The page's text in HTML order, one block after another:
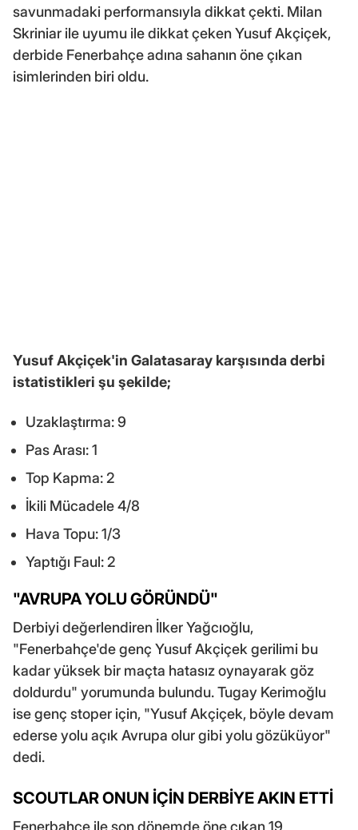
savunmadaki performansıyla dikkat çekti. Milan
Skriniar ile uyumu ile dikkat çeken Yusuf Akçiçek,
derbide Fenerbahçe adına sahanın öne çıkan
isimlerinden biri oldu.
Yusuf Akçiçek'in Galatasaray karşısında derbi
istatistikleri şu şekilde;
Uzaklaştırma: 9
Pas Arası: 1
Top Kapma: 2
İkili Mücadele 4/8
Hava Topu: 1/3
Yaptığı Faul: 2
"AVRUPA YOLU GÖRÜNDÜ"
Derbiyi değerlendiren İlker Yağcıoğlu,
"Fenerbahçe'de genç Yusuf Akçiçek gerilimi bu
kadar yüksek bir maçta hatasız oynayarak göz
doldurdu" yorumunda bulundu. Tugay Kerimoğlu
ise genç stoper için, "Yusuf Akçiçek, böyle devam
ederse yolu açık Avrupa olur gibi yolu gözüküyor"
dedi.
SCOUTLAR ONUN İÇİN DERBİYE AKIN ETTİ